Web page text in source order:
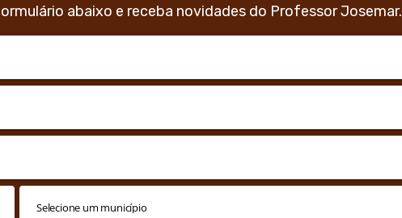
abaixo e receba novidades do Professor Josemar.